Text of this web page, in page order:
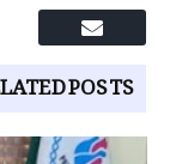
POSTS